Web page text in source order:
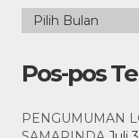
Pos-pos
PENGUMUMAN